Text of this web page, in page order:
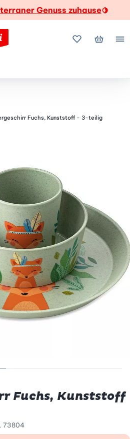
Genuss zuhause🍋
MeineMein
Fuchs, Kunststoff - 3-teilig
Fuchs, Kunststoff
73804